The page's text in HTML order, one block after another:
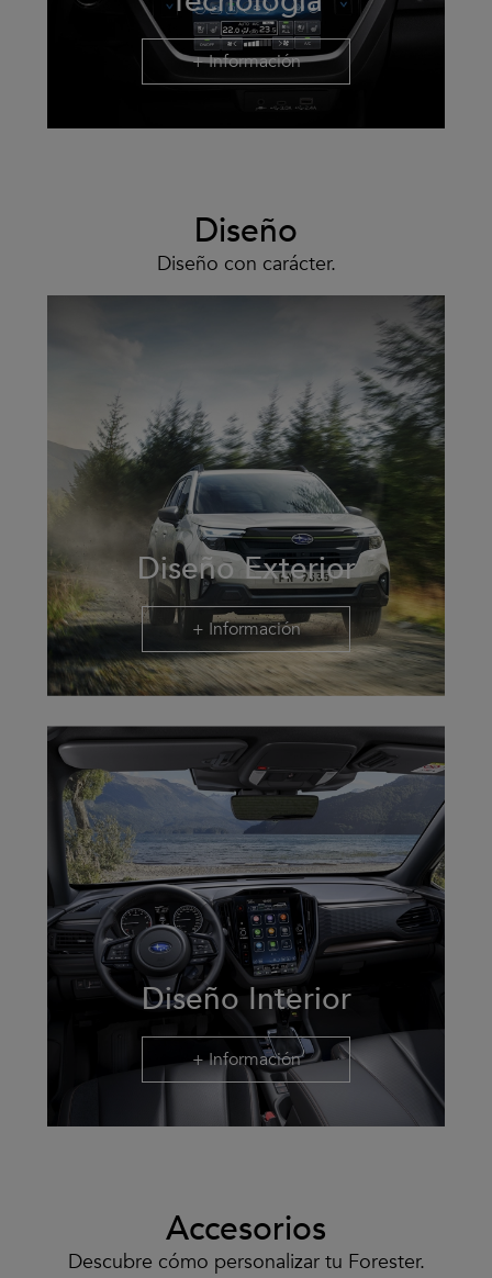
+ Información
Diseño
Diseño con carácter.
Diseño Exterior
+ Información
Diseño Interior
+ Información
Accesorios
Descubre cómo personalizar tu Forester.